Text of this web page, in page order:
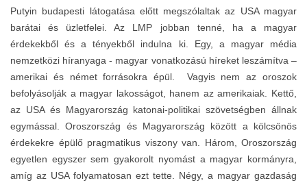
Putyin budapesti látogatása előtt megszólaltak az USA magyar
barátai és üzletfelei. Az LMP jobban tenné, ha a magyar
érdekekből és a tényekből indulna ki. Egy, a magyar média
nemzetközi híranyaga - magyar vonatkozású híreket leszámítva –
amerikai és német forrásokra épül. Vagyis nem az oroszok
befolyásolják a magyar lakosságot, hanem az amerikaiak. Kettő,
az USA és Magyarország katonai-politikai szövetségben állnak
egymással. Oroszország és Magyarország között a kölcsönös
érdekekre épülő pragmatikus viszony van. Három, Oroszország
egyetlen egyszer sem gyakorolt nyomást a magyar kormányra,
amíg az USA folyamatosan ezt tette. Négy, a magyar gazdaság